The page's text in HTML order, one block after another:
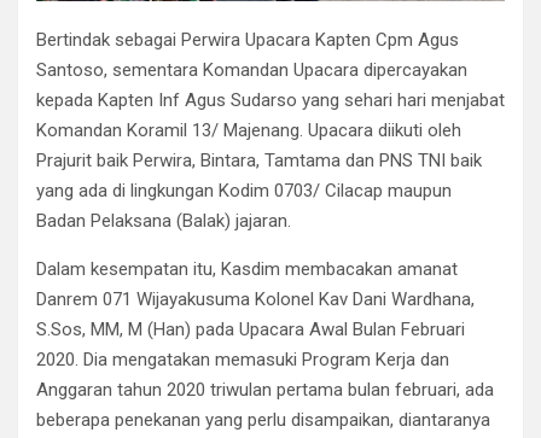
Bertindak sebagai Perwira Upacara Kapten Cpm Agus
Santoso, sementara Komandan Upacara dipercayakan
kepada Kapten Inf Agus Sudarso yang sehari hari menjabat
Komandan Koramil 13/ Majenang. Upacara diikuti oleh
Prajurit baik Perwira, Bintara, Tamtama dan PNS TNI baik
yang ada di lingkungan Kodim 0703/ Cilacap maupun
Badan Pelaksana (Balak) jajaran.
Dalam kesempatan itu, Kasdim membacakan amanat
Danrem 071 Wijayakusuma Kolonel Kav Dani Wardhana,
S.Sos, MM, M (Han) pada Upacara Awal Bulan Februari
2020. Dia mengatakan memasuki Program Kerja dan
Anggaran tahun 2020 triwulan pertama bulan februari, ada
beberapa penekanan yang perlu disampaikan, diantaranya